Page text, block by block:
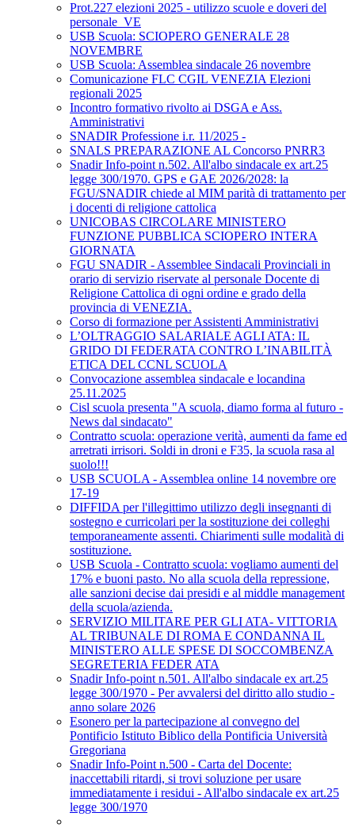
Prot.227 elezioni 2025 - utilizzo scuole e doveri del
personale_VE
USB Scuola: SCIOPERO GENERALE 28
NOVEMBRE
USB Scuola: Assemblea sindacale 26 novembre
Comunicazione FLC CGIL VENEZIA Elezioni
regionali 2025
Incontro formativo rivolto ai DSGA e Ass.
Amministrativi
SNADIR Professione i.r. 11/2025 -
SNALS PREPARAZIONE AL Concorso PNRR3
Snadir Info-point n.502. All'albo sindacale ex art.25
legge 300/1970. GPS e GAE 2026/2028: la
FGU/SNADIR chiede al MIM parità di trattamento per
i docenti di religione cattolica
UNICOBAS CIRCOLARE MINISTERO
FUNZIONE PUBBLICA SCIOPERO INTERA
GIORNATA
FGU SNADIR - Assemblee Sindacali Provinciali in
orario di servizio riservate al personale Docente di
Religione Cattolica di ogni ordine e grado della
provincia di VENEZIA.
Corso di formazione per Assistenti Amministrativi
L’OLTRAGGIO SALARIALE AGLI ATA: IL
GRIDO DI FEDERATA CONTRO L’INABILITÀ
ETICA DEL CCNL SCUOLA
Convocazione assemblea sindacale e locandina
25.11.2025
Cisl scuola presenta "A scuola, diamo forma al futuro -
News dal sindacato"
Contratto scuola: operazione verità, aumenti da fame ed
arretrati irrisori. Soldi in droni e F35, la scuola rasa al
suolo!!!
USB SCUOLA - Assemblea online 14 novembre ore
17-19
DIFFIDA per l'illegittimo utilizzo degli insegnanti di
sostegno e curricolari per la sostituzione dei colleghi
temporaneamente assenti. Chiarimenti sulle modalità di
sostituzione.
USB Scuola - Contratto scuola: vogliamo aumenti del
17% e buoni pasto. No alla scuola della repressione,
alle sanzioni decise dai presidi e al middle management
della scuola/azienda.
SERVIZIO MILITARE PER GLI ATA- VITTORIA
AL TRIBUNALE DI ROMA E CONDANNA IL
MINISTERO ALLE SPESE DI SOCCOMBENZA
SEGRETERIA FEDER ATA
Snadir Info-point n.501. All'albo sindacale ex art.25
legge 300/1970 - Per avvalersi del diritto allo studio -
anno solare 2026
Esonero per la partecipazione al convegno del
Pontificio Istituto Biblico della Pontificia Università
Gregoriana
Snadir Info-Point n.500 - Carta del Docente:
inaccettabili ritardi, si trovi soluzione per usare
immediatamente i residui - All'albo sindacale ex art.25
legge 300/1970